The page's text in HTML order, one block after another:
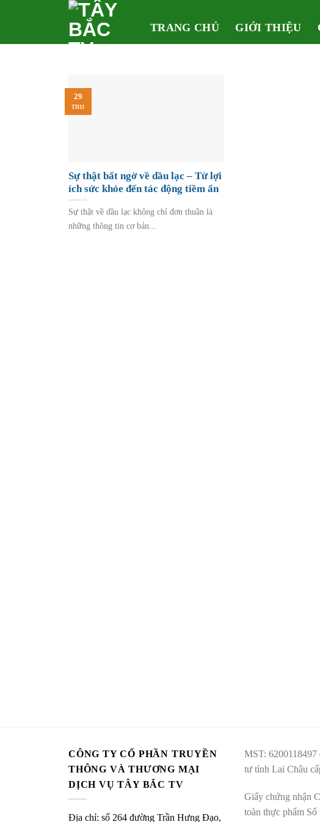
TRANG CHỦ GIỚI THIỆU
Sự thật bất ngờ về dầu lạc – Từ lợi
ích sức khỏe đến tác động tiềm ẩn
Sự thật về dầu lạc không chỉ đơn thuần là
những thông tin cơ bản...
29
TH11
CÔNG TY CỔ PHẦN TRUYỀN
THÔNG VÀ THƯƠNG MẠI
DỊCH VỤ TÂY BẮC TV
Địa chỉ: số 264 đường Trần Hưng Đạo,
MST: 6200118497
tư tỉnh Lai Châu
Giấy chứng nhận
toàn thực phẩm